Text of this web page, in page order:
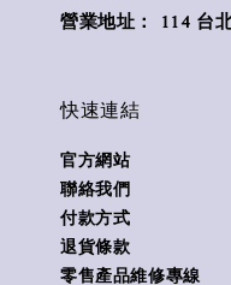
營業地址： 114 台
快速連結
官方網站
聯絡我們
付款方式
退貨條款
零售產品維修專線